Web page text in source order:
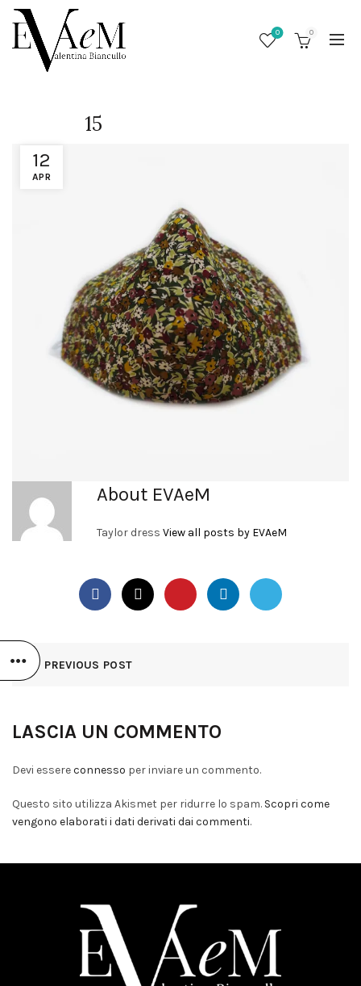
0 0
12
APR
15
About EVAeM
Taylor dress View all posts by EVAeM
PREVIOUS POST
LASCIA UN COMMENTO
Devi essereconnesso per inviare un commento.
Questo sito utilizza Akismet per ridurre lo spam. Scopri come
vengono elaborati i dati derivati dai commenti.